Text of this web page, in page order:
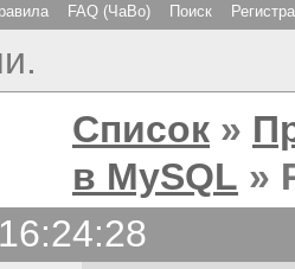
FAQ (ЧаВо) Поиск
Список »
в MySQL »